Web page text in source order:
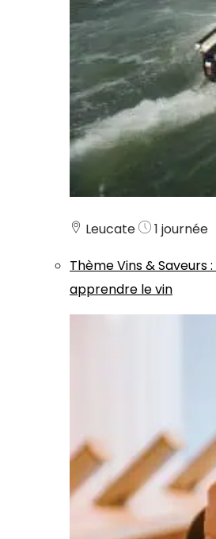
Leucate
1 journée
ThèmeVins & Saveurs:
apprendre le vin